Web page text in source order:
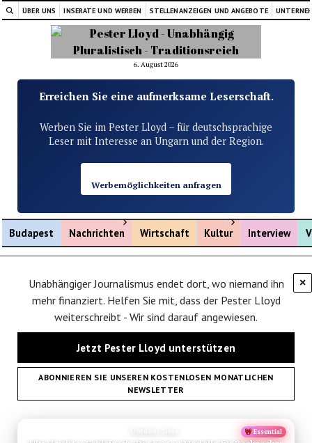
ÜBER UNS INSERATE UND WERBEN STELLENANZEIGEN UND ANGEBOTE
6. August 2026
Erreichen Sie eine aufmerksame Leserschaft.
Werben Sie im Pester Lloyd – für deutschsprachige
Leser mit Interesse an Ungarn und der Region.
Werbemöglichkeiten anfragen
Budapest Nachrichten
Menü öffnen
Wirtschaft Kultur
Menü öffnen
Interview
×
Unabhängiger Journalismus endet dort, wo niemand ihn
mehr finanziert. Helfen Sie mit, dass der Pester Lloyd
weiterschreibt - Wir sind darauf angewiesen.
Jetzt Pester Lloyd unterstützen
ABONNIEREN SIE UNSEREN KOSTENLOSEN MONATLICHEN
NEWSLETTER
Essential